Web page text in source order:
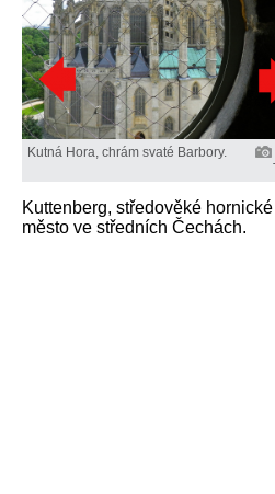
Kutná Hora, chrám svaté Barbory.
Kuttenberg, středověké hornické
město ve středních Čechách.